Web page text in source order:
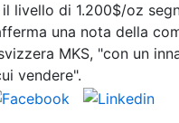
il livello di 1.200$/oz
una nota della
MKS, "con un
vendere".